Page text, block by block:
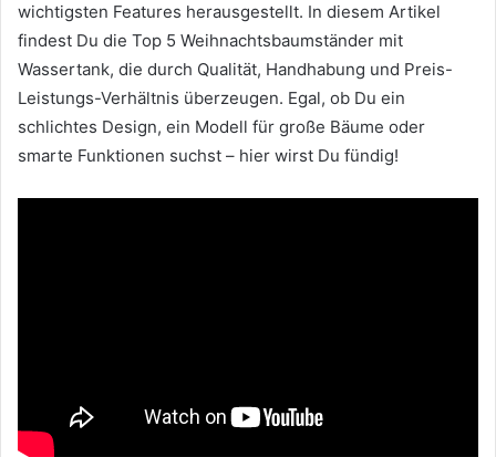
wichtigsten Features herausgestellt. In diesem Artikel
findest Du die Top 5 Weihnachtsbaumständer mit
Wassertank, die durch Qualität, Handhabung und Preis-
Leistungs-Verhältnis überzeugen. Egal, ob Du ein
schlichtes Design, ein Modell für große Bäume oder
smarte Funktionen suchst – hier wirst Du fündig!